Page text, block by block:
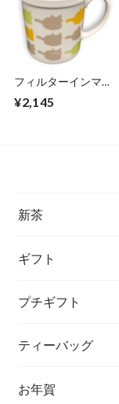
フィルターインマグ
ゃん】
¥2,145
新茶
ギフト
プチギフト
ティーバッグ
お年賀